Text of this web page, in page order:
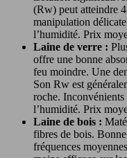
(Rw) peut atteindre
manipulation
l’humidité. Prix
Laine de verre :
offre une bonne
feu moindre. Une
Son Rw est
roche.
l’humidité. Prix
Laine de bois :
fibres de bois.
fréquences